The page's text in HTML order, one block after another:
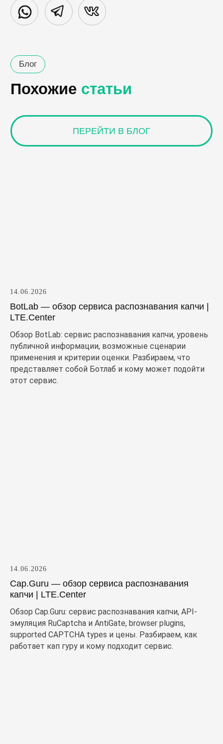
14.06.2026
BotLab — обзор сервиса распознавания капчи |
LTE.Center
Обзор BotLab: сервис распознавания капчи, уровень
публичной информации, возможные сценарии
применения и критерии оценки. Разбираем, что
представляет собой Ботлаб и кому может подойти
этот сервис.
14.06.2026
Cap.Guru — обзор сервиса распознавания
капчи | LTE.Center
Обзор Cap.Guru: сервис распознавания капчи, API-
эмуляция RuCaptcha и AntiGate, browser plugins,
supported CAPTCHA types и цены. Разбираем, как
работает кап гуру и кому подходит сервис.